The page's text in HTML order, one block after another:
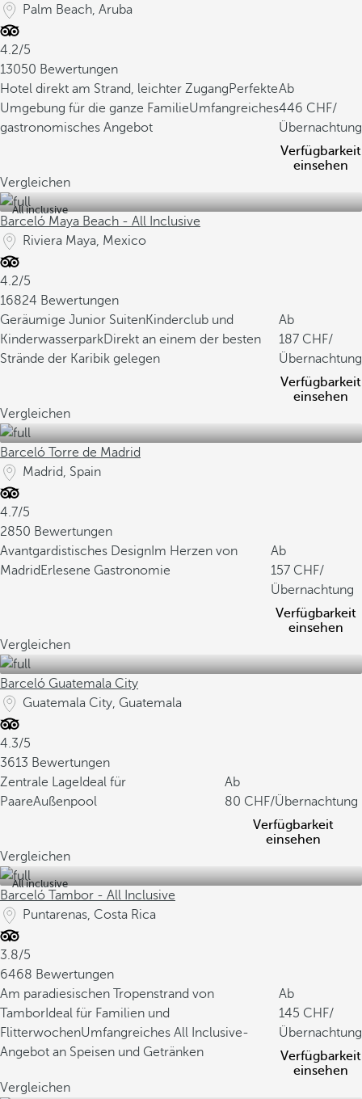
Palm Beach, Aruba
4.2/5
13050 Bewertungen
Hotel direkt am Strand, leichter ZugangPerfekte
Umgebung für die ganze FamilieUmfangreiches
gastronomisches Angebot
Ab
446
/
Übernachtung
Verfügbarkeit
einsehen
Vergleichen
All inclusive
Barceló Maya Beach - All Inclusive
Riviera Maya, Mexico
4.2/5
16824 Bewertungen
Geräumige Junior SuitenKinderclub und
KinderwasserparkDirekt an einem der besten
Strände der Karibik gelegen
Ab
187
/
Übernachtung
Verfügbarkeit
einsehen
Vergleichen
Barceló Torre de Madrid
Madrid, Spain
4.7/5
2850 Bewertungen
Avantgardistisches Design Im Herzen von
Madrid Erlesene Gastronomie
Ab
157
/
Übernachtung
Verfügbarkeit
einsehen
Vergleichen
Barceló Guatemala City
Guatemala City, Guatemala
4.3/5
3613 Bewertungen
Zentrale Lage Ideal für
PaareAußenpool
Ab
80
/Übernachtung
Verfügbarkeit
einsehen
Vergleichen
All inclusive
Barceló Tambor - All Inclusive
Puntarenas, Costa Rica
3.8/5
6468 Bewertungen
Am paradiesischen Tropenstrand von
Tambor Ideal für Familien und
FlitterwochenUmfangreiches All Inclusive-
Angebot an Speisen und Getränken
Ab
145
/
Übernachtung
Verfügbarkeit
einsehen
Vergleichen